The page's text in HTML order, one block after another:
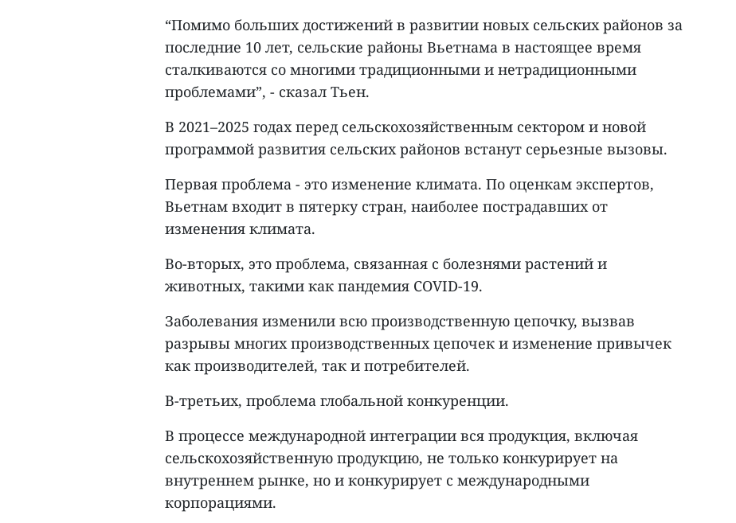
“Помимо больших достижений в развитии новых сельских районов за
последние 10 лет, сельские районы Вьетнама в настоящее время
сталкиваются со многими традиционными и нетрадиционными
проблемами”, - сказал Тьен.
В 2021–2025 годах перед сельскохозяйственным сектором и новой
программой развития сельских районов встанут серьезные вызовы.
Первая проблема - это изменение климата. По оценкам экспертов,
Вьетнам входит в пятерку стран, наиболее пострадавших от
изменения климата.
Во-вторых, это проблема, связанная с болезнями растений и
животных, такими как пандемия COVID-19.
Заболевания изменили всю производственную цепочку, вызвав
разрывы многих производственных цепочек и изменение привычек
как производителей, так и потребителей.
В-третьих, проблема глобальной конкуренции.
В процессе международной интеграции вся продукция, включая
сельскохозяйственную продукцию, не только конкурирует на
внутреннем рынке, но и конкурирует с международными
корпорациями.